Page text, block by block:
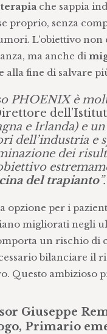
che sappia
proprio, senza
L’obiettivo non
ma anche di
alla fine di salvare
PHOENIX è
e Irlanda) e
dell’industria e
dei
del trapianto”.
opzione per i
migliorati negli
un rischio di
bilanciare il
Questo ambizioso
Giuseppe
Primario